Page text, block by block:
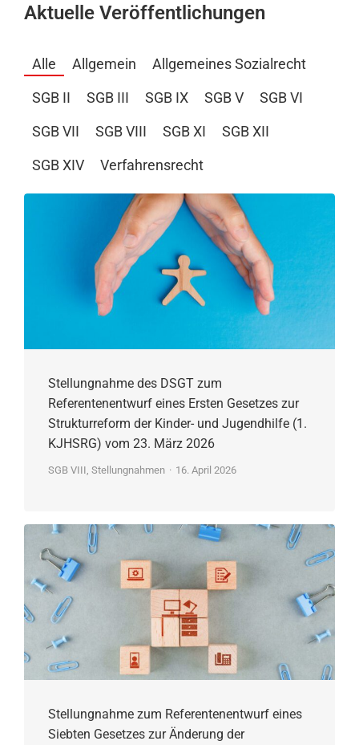
Aktuelle Veröffentlichungen
Alle Allgemein
Allgemeines Sozialrecht
SGB II
SGB III SGB IX SGB V
SGB VI
SGB VII
SGB VIII SGB XI
SGB XII
SGB XIV
Verfahrensrecht
Stellungnahme des DSGT zum
Referentenentwurf eines Ersten Gesetzes zur
Strukturreform der Kinder- und Jugendhilfe (1.
KJHSRG) vom 23. März 2026
SGB VIII Stellungnahmen 16. April 2026
Stellungnahme zum Referentenentwurf eines
Siebten Gesetzes zur Änderung der